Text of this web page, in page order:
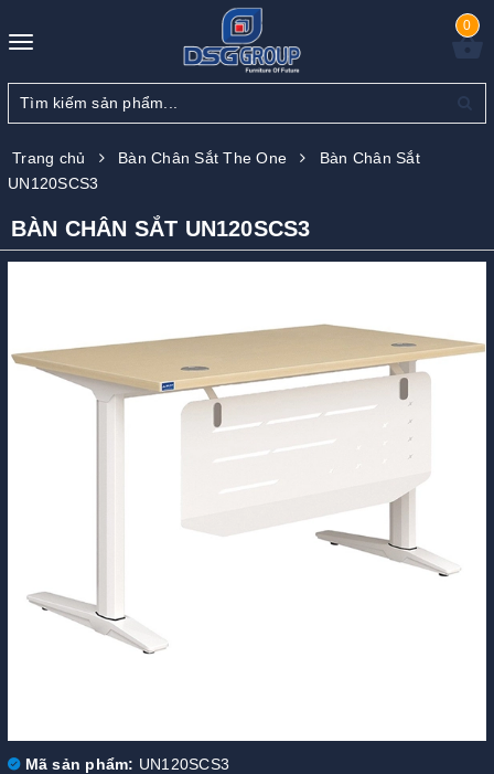
Toggle
0
Trang chủ Bàn Chân Sắt The One
Bàn Chân Sắt
UN120SCS3
BÀN CHÂN SẮT UN120SCS3
Mã sản phẩm: UN120SCS3